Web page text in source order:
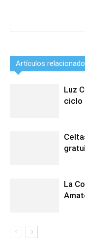
Artículos
Luz
ciclo
La